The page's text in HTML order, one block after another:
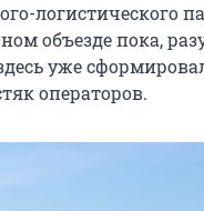
логистического
объезде пока,
уже
операторов.